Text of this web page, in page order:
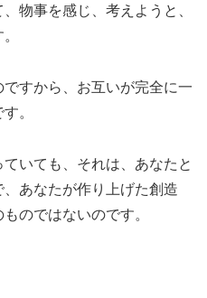
物事を感じ、考えようと、
すから、お互いが完全に一
。
いても、それは、あなたと
あなたが作り上げた創造
のではないのです。